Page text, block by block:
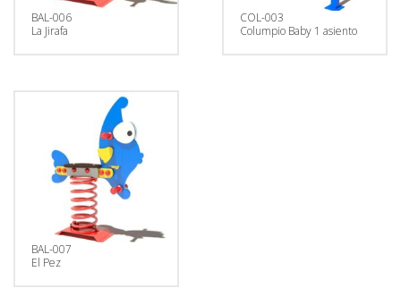
BAL-006
La Jirafa
COL-003
Columpio Baby 1 asiento
BAL-007
El Pez